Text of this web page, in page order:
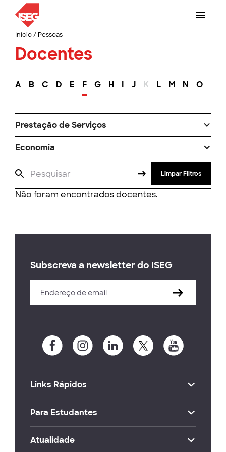
Início/ Pessoas
Docentes
A B C D E F G H I J K L M N O
Prestação de Serviços
Economia
Limpar Filtros
Não foram encontrados docentes.
Subscreva a newsletter do ISEG
Links Rápidos
Para Estudantes
Atualidade